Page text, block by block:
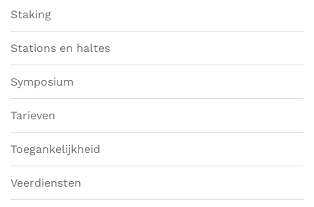
Staking
Stations en haltes
Symposium
Tarieven
Toegankelijkheid
Veerdiensten